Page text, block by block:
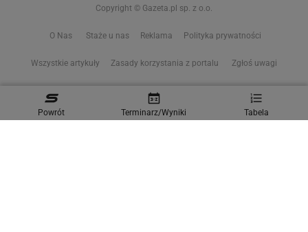
Powrót Terminarz/Wyniki Tabela
Copyright © Gazeta.pl sp. z o.o.
O Nas Staże u nas Reklama Polityka prywatności
Wszystkie artykuły Zasady korzystania z portalu Zgłoś uwagi